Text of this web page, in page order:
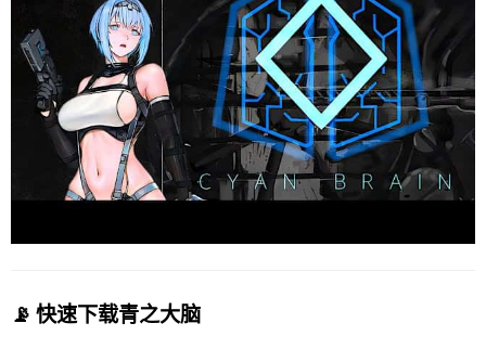
📡 快速下载青之大脑